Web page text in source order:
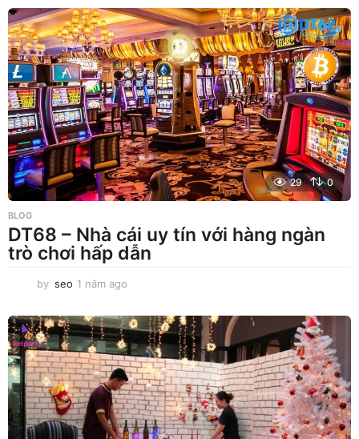
ă
m
a
g
o
29 0
BLOG
DT68 – Nhà cái uy tín với hàng ngàn
trò chơi hấp dẫn
by seo 1 năm ago
ă
m
a
g
o